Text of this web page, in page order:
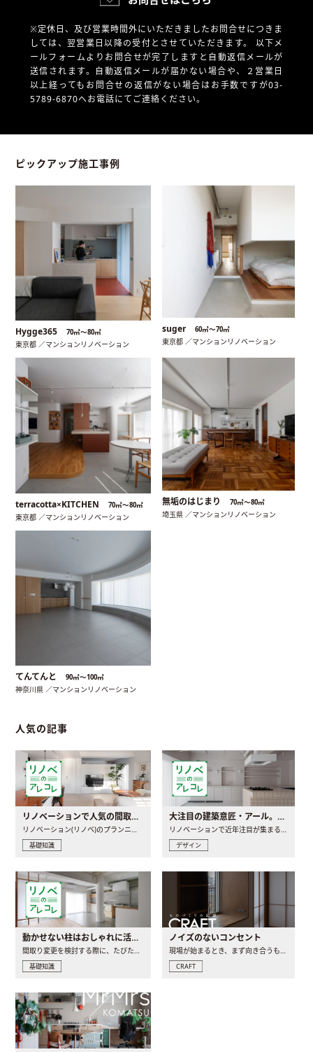
※定休日、及び営業時間外にいただきましたお問合せにつきま
しては、翌営業日以降の受付とさせていただきます。 以下メ
ールフォームよりお問合せが完了しますと自動返信メールが
送信されます。自動返信メールが届かない場合や、
２営業日
以上経ってもお問合せの返信がない場合はお手数ですが03-
5789-6870へお電話にてご連絡ください。
ピックアップ施工事例
Hygge365 70㎡〜80㎡
東京都 ／マンションリノベーション
suger 60㎡〜70㎡
東京都 ／マンションリノベーション
terracotta×KITCHEN 70㎡〜80㎡
東京都 ／マンションリノベーション
無垢のはじまり 70㎡〜80㎡
埼玉県 ／マンションリノベーション
てんてんと 90㎡〜100㎡
神奈川県 ／マンションリノベーション
人気の記事
リノベーションで人気の間取りとは？トレンドの間取りと実例を徹底解説
リノベーション(リノベ)のプランニングで一番最初に決めるのは..
基礎知識
大注目の建築意匠・アール。人気の理由と空間に取り入れるポイント
リノベーションで近年注目が集まる建築意匠の一つであるアール..
デザイン
動かせない柱はおしゃれに活用！柱を魅せるリノベーション(リノベ)4選
間取り変更を検討する際に、たびたび皆さんの頭を悩ませる動か..
基礎知識
ノイズのないコンセント
現場が始まるとき、まず向き合うものの一つがコンセントです..
CRAFT